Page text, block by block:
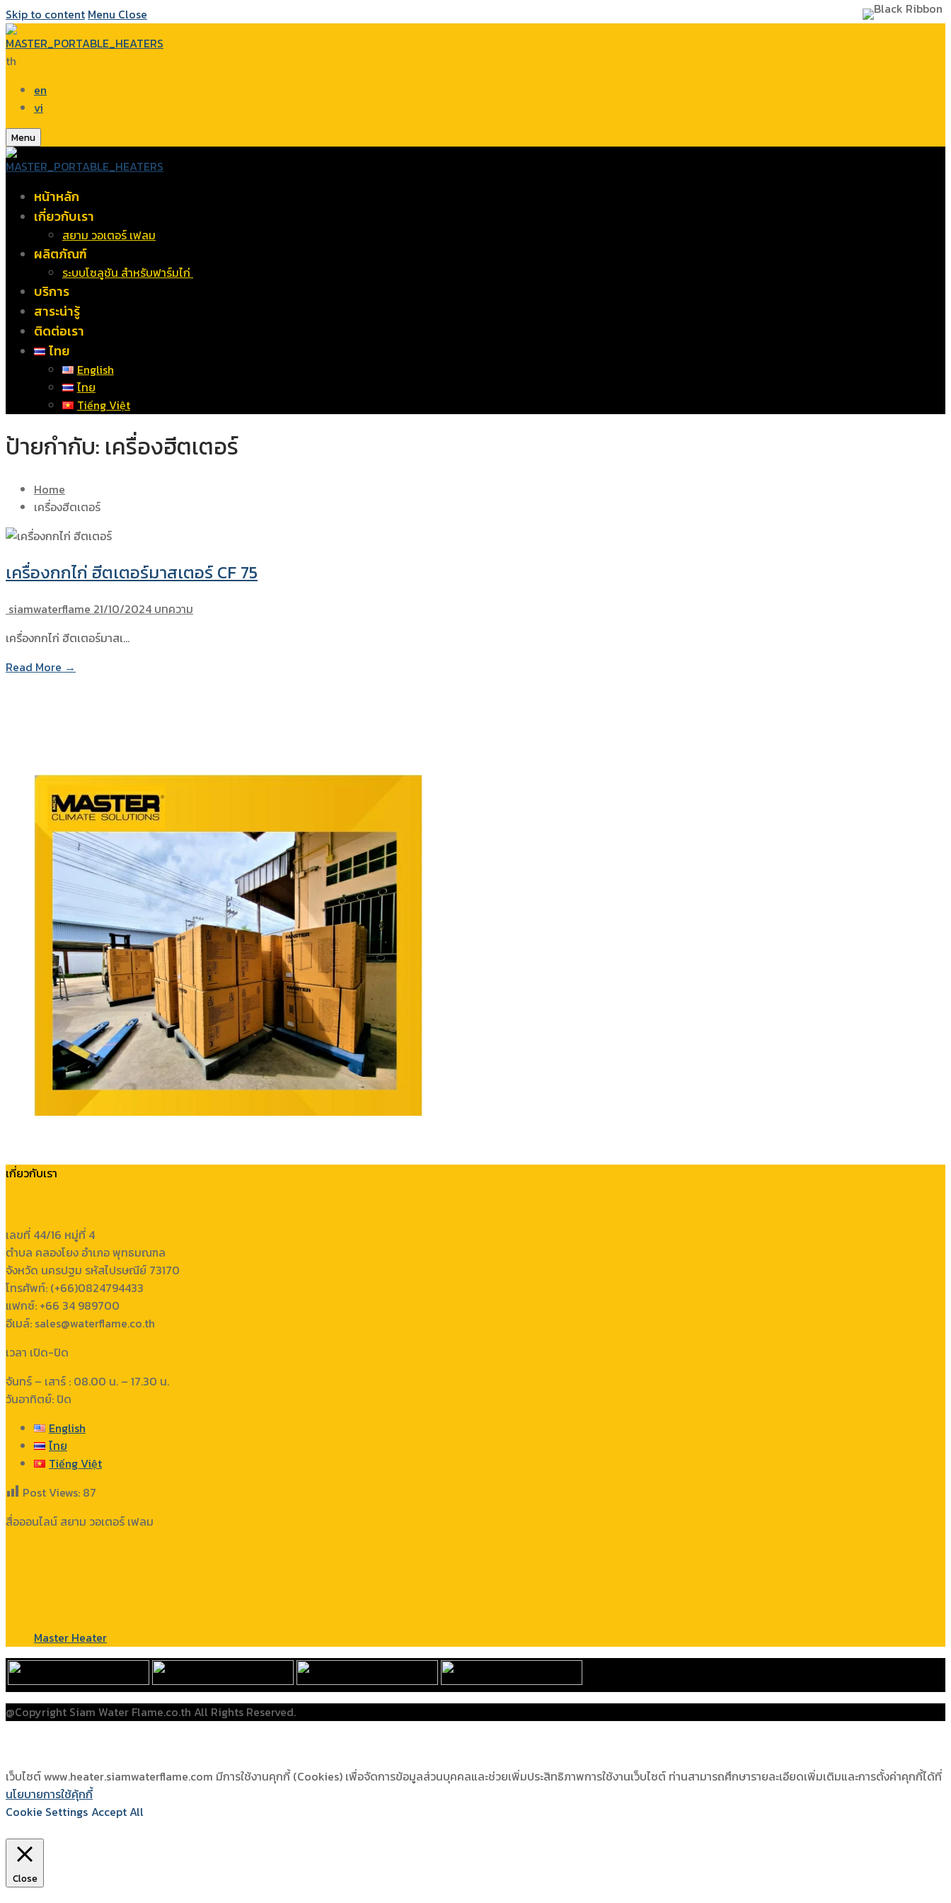
Skip to content Menu Close
th
en
vi
Menu
หน้าหลัก
เกี่ยวกับเรา
สยาม วอเตอร์ เฟลม
ผลิตภัณฑ์
ระบบโซลูชัน สำหรับฟาร์มไก่
บริการ
สาระน่ารู้
ติดต่อเรา
ไทย
English
ไทย
Tiếng Việt
ป้ายกำกับ: เครื่องฮีตเตอร์
Home
เครื่องฮีตเตอร์
เครื่องกกไก่ ฮีตเตอร์มาสเตอร์​ CF 75
siamwaterflame 21/10/2024 บทความ
เครื่องกกไก่ ฮีตเตอร์มาสเ…
Read More →
เกี่ยวกับเรา
เลขที่ 44/16 หมู่ที่ 4
ตำบล คลองโยง อำเภอ พุทธมณฑล
จังหวัด นครปฐม รหัสไปรษณีย์ 73170
โทรศัพท์: (+66)0824794433
แฟกซ์: +66 34 989700
อีเมล์: sales@waterflame.co.th
เวลา เปิด-ปิด
จันทร์ – เสาร์ : 08.00 น. – 17.30 น.
วันอาทิตย์: ปิด
English
ไทย
Tiếng Việt
Post Views: 87
สื่อออนไลน์ สยาม วอเตอร์ เฟลม
Master Heater
@Copyright Siam Water Flame.co.th All Rights Reserved.
เว็บไซต์ www.heater.siamwaterflame.com มีการใช้งานคุกกี้ (Cookies) เพื่อจัดการข้อมูลส่วนบุคคลและช่วยเพิ่มประสิทธิภาพการใช้งานเว็บไซต์ ท่านสามารถศึกษารายละเอียดเพิ่มเติมและการตั้งค่าคุกกี้ได้ที่
นโยบายการใช้คุ้กกี้
Cookie Settings Accept All
Close